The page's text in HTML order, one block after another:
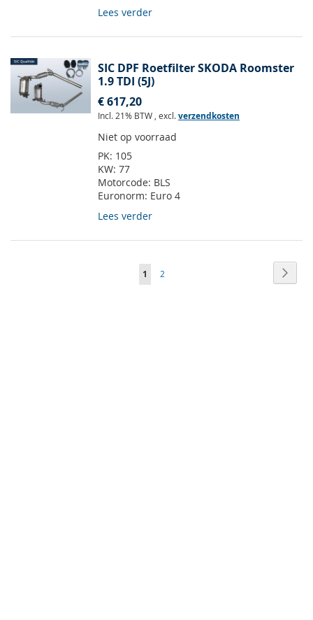
Lees verder
SIC DPF Roetfilter SKODA Roomster
1.9 TDI (5J)
€ 617,20
Incl. 21% BTW , excl.verzendkosten
Niet op voorraad
PK: 105
KW: 77
Motorcode: BLS
Euronorm: Euro 4
Lees verder
Pagina
U1 Pagina
2